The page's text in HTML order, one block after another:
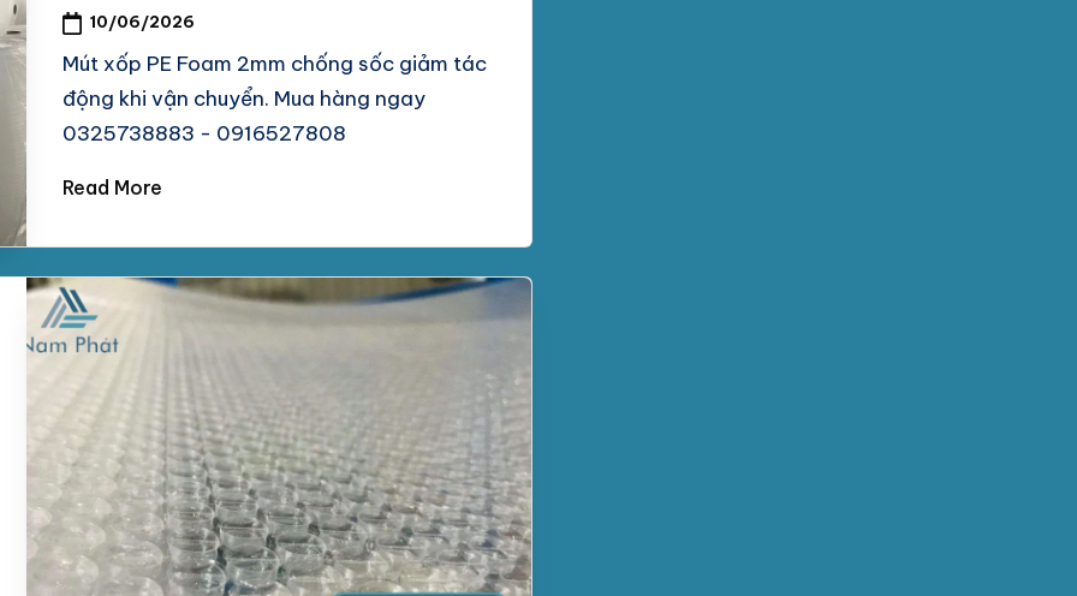
10/06/2026
Mút xốp PE Foam 2mm chống sốc giảm tác
động khi vận chuyển. Mua hàng ngay
0325738883 - 0916527808
Read More